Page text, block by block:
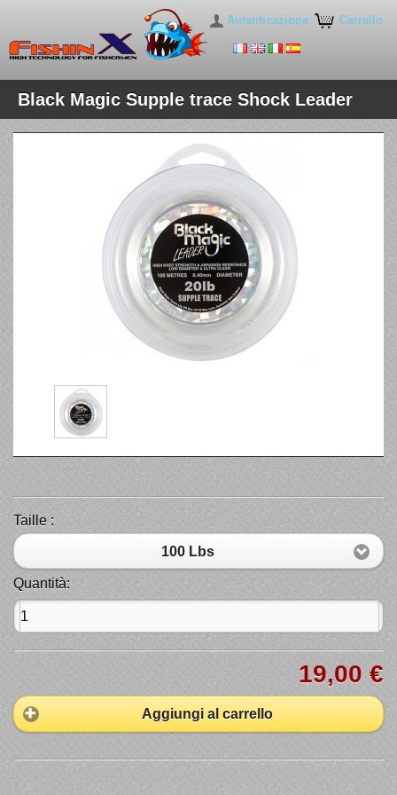
Carrello
Autenticazione
Black Magic Supple trace Shock Leader
Taille :
100 Lbs
Quantità:
19,00 €
Aggiungi al carrello